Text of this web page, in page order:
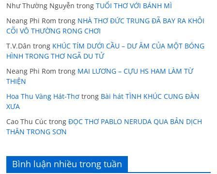
Như Thường Nguyễn trongTUỔI THƠ VỚI BÁNH MÌ
Neang Phi Rom trong NHÀ THƠ ĐỨC TRUNG ĐÃ BAY RA KHỎI
CÕI VÔ THƯỜNG RONG CHƠI
T.V.Dân trong KHÚC TÍM DƯỚI CẦU – DƯ ÂM CỦA MỘT BÓNG
HÌNH TRONG THƠ NGÃ DU TỬ
Neang Phi Rom trong MAI LƯƠNG – CỰU HS HAM LÀM TỪ
THIỆN
Hoa Thu Vàng Hát-Thơ trong Bài hát TÌNH KHÚC CUNG ĐÀN
XƯA
Cao Thu Cúc trongĐỌC THƠ PABLO NERUDA QUA BẢN DỊCH
THÂN TRONG SƠN
Bình luận nhiều trong tuần